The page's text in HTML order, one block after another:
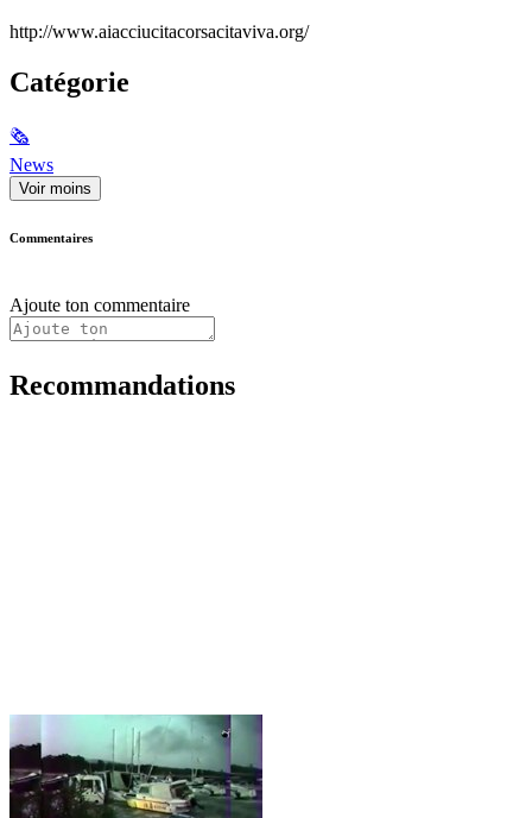
http://www.aiacciucitacorsacitaviva.org/
Catégorie
🗞
News
Voir moins
Commentaires
Ajoute ton commentaire
Recommandations